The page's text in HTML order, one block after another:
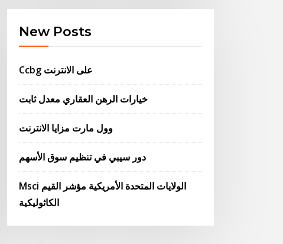
New Posts
Ccbg على الانترنت
خيارات الرهن العقاري معدل ثابت
وول مارت مزايا الانترنت
دور سيبي في تنظيم سوق الأسهم
Msci الولايات المتحدة الأمريكية مؤشر القيم
الكاثوليكية